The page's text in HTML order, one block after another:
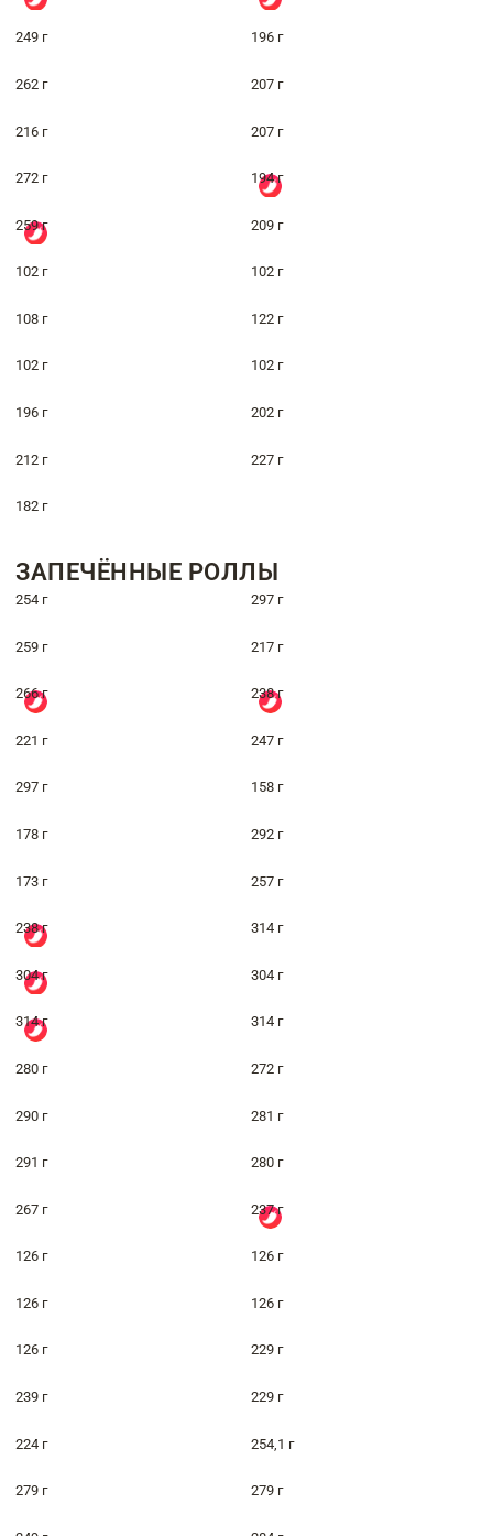
249 г 196 г
262 г 207 г
216 г 207 г
272 г 194 г
259 г 209 г
102 г 102 г
108 г 122 г
102 г 102 г
196 г 202 г
212 г 227 г
182 г
ЗАПЕЧЁННЫЕ РОЛЛЫ
254 г 297 г
259 г 217 г
266 г 238 г
221 г 247 г
297 г 158 г
178 г 292 г
173 г 257 г
238 г 314 г
304 г 304 г
314 г 314 г
280 г 272 г
290 г 281 г
291 г 280 г
267 г 237 г
126 г 126 г
126 г 126 г
126 г 229 г
239 г 229 г
224 г 254,1 г
279 г 279 г